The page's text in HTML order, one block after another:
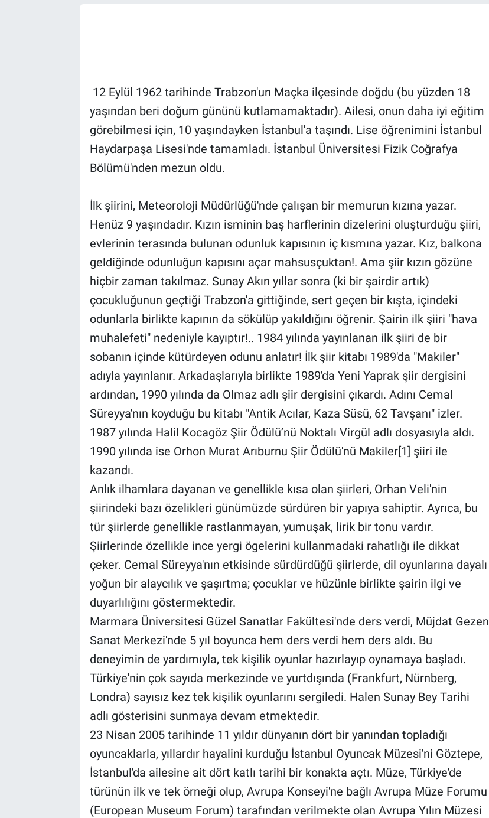
12 Eylül 1962 tarihinde Trabzon'un Maçka ilçesinde doğdu (bu yüzden 18
yaşından beri doğum gününü kutlamamaktadır). Ailesi, onun daha iyi eğitim
görebilmesi için, 10 yaşındayken İstanbul'a taşındı. Lise öğrenimini İstanbul
Haydarpaşa Lisesi'nde tamamladı. İstanbul Üniversitesi Fizik Coğrafya
Bölümü'nden mezun oldu.
İlk şiirini, Meteoroloji Müdürlüğü'nde çalışan bir memurun kızına yazar.
Henüz 9 yaşındadır. Kızın isminin baş harflerinin dizelerini oluşturduğu şiiri,
evlerinin terasında bulunan odunluk kapısının iç kısmına yazar. Kız, balkona
geldiğinde odunluğun kapısını açar mahsusçuktan!. Ama şiir kızın gözüne
hiçbir zaman takılmaz. Sunay Akın yıllar sonra (ki bir şairdir artık)
çocukluğunun geçtiği Trabzon'a gittiğinde, sert geçen bir kışta, içindeki
odunlarla birlikte kapının da sökülüp yakıldığını öğrenir. Şairin ilk şiiri "hava
muhalefeti" nedeniyle kayıptır!.. 1984 yılında yayınlanan ilk şiiri de bir
sobanın içinde kütürdeyen odunu anlatır! İlk şiir kitabı 1989'da "Makiler"
adıyla yayınlanır. Arkadaşlarıyla birlikte 1989'da Yeni Yaprak şiir dergisini
ardından, 1990 yılında da Olmaz adlı şiir dergisini çıkardı. Adını Cemal
Süreyya'nın koyduğu bu kitabı "Antik Acılar, Kaza Süsü, 62 Tavşanı" izler.
1987 yılında Halil Kocagöz Şiir Ödülü’nü Noktalı Virgül adlı dosyasıyla aldı.
1990 yılında ise Orhon Murat Arıburnu Şiir Ödülü'nü Makiler[1] şiiri ile
kazandı.
Anlık ilhamlara dayanan ve genellikle kısa olan şiirleri, Orhan Veli'nin
şiirindeki bazı özelikleri günümüzde sürdüren bir yapıya sahiptir. Ayrıca, bu
tür şiirlerde genellikle rastlanmayan, yumuşak, lirik bir tonu vardır.
Şiirlerinde özellikle ince yergi ögelerini kullanmadaki rahatlığı ile dikkat
çeker. Cemal Süreyya'nın etkisinde sürdürdüğü şiirlerde, dil oyunlarına dayalı
yoğun bir alaycılık ve şaşırtma; çocuklar ve hüzünle birlikte şairin ilgi ve
duyarlılığını göstermektedir.
Marmara Üniversitesi Güzel Sanatlar Fakültesi'nde ders verdi, Müjdat Gezen
Sanat Merkezi'nde 5 yıl boyunca hem ders verdi hem ders aldı. Bu
deneyimin de yardımıyla, tek kişilik oyunlar hazırlayıp oynamaya başladı.
Türkiye'nin çok sayıda merkezinde ve yurtdışında (Frankfurt, Nürnberg,
Londra) sayısız kez tek kişilik oyunlarını sergiledi. Halen Sunay Bey Tarihi
adlı gösterisini sunmaya devam etmektedir.
23 Nisan 2005 tarihinde 11 yıldır dünyanın dört bir yanından topladığı
oyuncaklarla, yıllardır hayalini kurduğu İstanbul Oyuncak Müzesi'ni Göztepe,
İstanbul'da ailesine ait dört katlı tarihi bir konakta açtı. Müze, Türkiye'de
türünün ilk ve tek örneği olup, Avrupa Konseyi'ne bağlı Avrupa Müze Forumu
(European Museum Forum) tarafından verilmekte olan Avrupa Yılın Müzesi